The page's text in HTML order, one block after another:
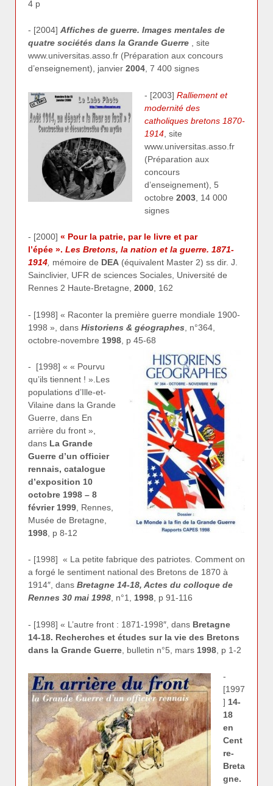
4 p
- [2004] Affiches de guerre. Images mentales de
quatre sociétés dans la Grande Guerre , site
www.universitas.asso.fr (Préparation aux concours
d’enseignement), janvier 2004, 7 400 signes
- [2003] Ralliement et
modernité des
catholiques bretons 1870-
1914 , site
www.universitas.asso.fr
(Préparation aux
concours
d’enseignement), 5
octobre 2003 , 14 000
signes
- [2000] « Pour la patrie, par le livre et par
l’épée ». Les Bretons, la nation et la guerre. 1871-
1914 mémoire de DEA (équivalent Master 2) ss dir. J.
Sainclivier, UFR de sciences Sociales, Université de
Rennes 2 Haute-Bretagne, 2000 , 162
- [1998] « Raconter la première guerre mondiale 1900-
1998 », dans Historiens & géographes , n°364,
octobre-novembre 1998 , p 45-68
- [1998] « « Pourvu
qu’ils tiennent ! ».Les
populations d’Ille-et-
Vilaine dans la Grande
Guerre, dans En
arrière du front »,
dans La Grande
Guerre d’un officier
rennais, catalogue
d’exposition 10
octobre 1998 – 8
février 1999 , Rennes,
Musée de Bretagne,
1998 , p 8-12
- [1998] « La petite fabrique des patriotes. Comment on
a forgé le sentiment national des Bretons de 1870 à
1914″, dans Bretagne 14-18, Actes du colloque de
Rennes 30 mai 1998, n°1, 1998, p 91-116
- [1998] « L’autre front : 1871-1998″, dans Bretagne
14-18. Recherches et études sur la vie des Bretons
dans la Grande Guerre , bulletin n°5, mars 1998 , p 1-2
-
[1997
] 14-
18
en
Cent
re-
Breta
gne.